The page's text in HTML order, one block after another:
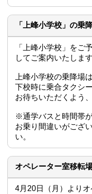
「上峰小学校」の乗
「上峰小学校」をご
してご案内いたします
上峰小学校の乗降場
下校時に乗合タクシ
お待ちいただくよう
※通学バスと時間帯
お乗り間違いがござ
い。
オペレーター室移転
4月20日（月）より